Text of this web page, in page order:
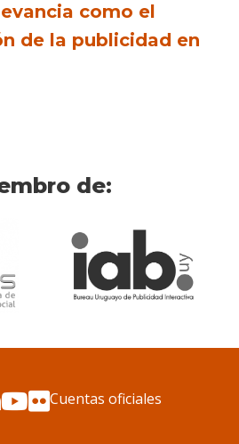
como el
de la publicidad en
de:
Cuentas oficiales